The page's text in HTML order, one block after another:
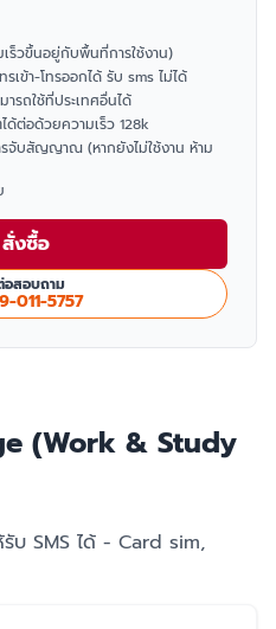
ร็วขึ้นอยู่กับพื้นที่การใช้งาน)
รเข้า-โทรออกได้ รับ sms ไม่ได้
ารถใช้ที่ประเทศอื่นได้
ด้ต่อด้วยความเร็ว 128k
จับสัญญาณ (หากยังไม่ใช้งาน ห้าม
สั่งซื้อ
สอบถาม
011-5757
(Work & Study
รับ SMS ได้ - Card sim,